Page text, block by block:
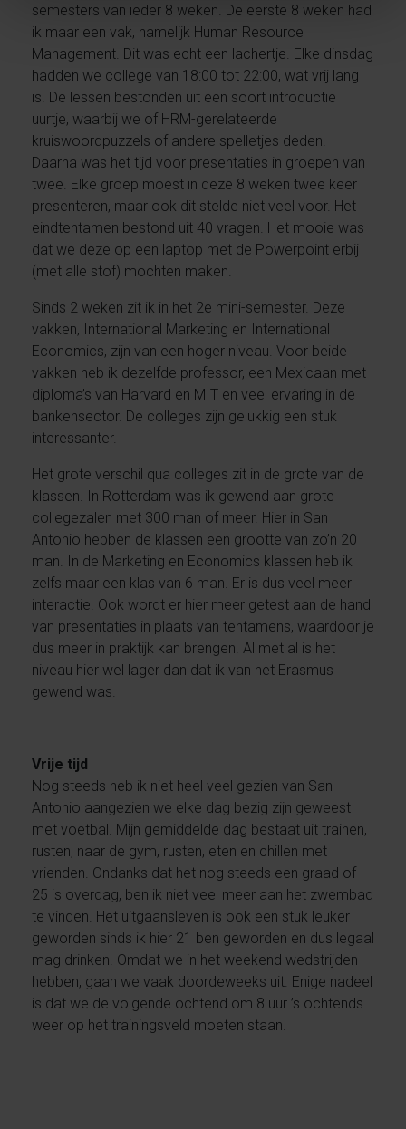
semesters van ieder 8 weken. De eerste 8 weken had
ik maar een vak, namelijk Human Resource
Management. Dit was echt een lachertje. Elke dinsdag
hadden we college van 18:00 tot 22:00, wat vrij lang
is. De lessen bestonden uit een soort introductie
uurtje, waarbij we of HRM-gerelateerde
kruiswoordpuzzels of andere spelletjes deden.
Daarna was het tijd voor presentaties in groepen van
twee. Elke groep moest in deze 8 weken twee keer
presenteren, maar ook dit stelde niet veel voor. Het
eindtentamen bestond uit 40 vragen. Het mooie was
dat we deze op een laptop met de Powerpoint erbij
(met alle stof) mochten maken.
Sinds 2 weken zit ik in het 2e mini-semester. Deze
vakken, International Marketing en International
Economics, zijn van een hoger niveau. Voor beide
vakken heb ik dezelfde professor, een Mexicaan met
diploma’s van Harvard en MIT en veel ervaring in de
bankensector. De colleges zijn gelukkig een stuk
interessanter.
Het grote verschil qua colleges zit in de grote van de
klassen. In Rotterdam was ik gewend aan grote
collegezalen met 300 man of meer. Hier in San
Antonio hebben de klassen een grootte van zo’n 20
man. In de Marketing en Economics klassen heb ik
zelfs maar een klas van 6 man. Er is dus veel meer
interactie. Ook wordt er hier meer getest aan de hand
van presentaties in plaats van tentamens, waardoor je
dus meer in praktijk kan brengen. Al met al is het
niveau hier wel lager dan dat ik van het Erasmus
gewend was.
Vrije tijd
Nog steeds heb ik niet heel veel gezien van San
Antonio aangezien we elke dag bezig zijn geweest
met voetbal. Mijn gemiddelde dag bestaat uit trainen,
rusten, naar de gym, rusten, eten en chillen met
vrienden. Ondanks dat het nog steeds een graad of
25 is overdag, ben ik niet veel meer aan het zwembad
te vinden. Het uitgaansleven is ook een stuk leuker
geworden sinds ik hier 21 ben geworden en dus legaal
mag drinken. Omdat we in het weekend wedstrijden
hebben, gaan we vaak doordeweeks uit. Enige nadeel
is dat we de volgende ochtend om 8 uur ’s ochtends
weer op het trainingsveld moeten staan.